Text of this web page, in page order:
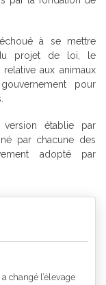
à se mettre
projet de loi, le
aux animaux
pour
établie par
par chacune des
adopté par
changé l’élevage